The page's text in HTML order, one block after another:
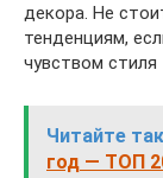
декора. Не
тенденциям,
чувством стиля
Читайте
год — ТОП